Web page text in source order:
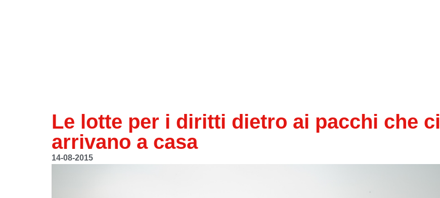
Le lotte per i diritti dietro ai pacchi che ci
arrivano a casa
14-08-2015